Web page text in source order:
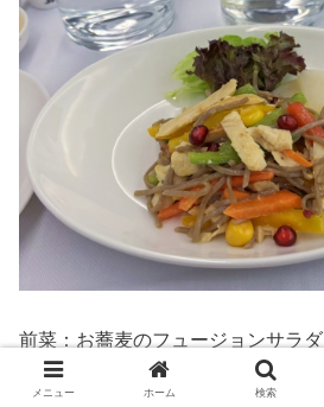
前菜：お蕎麦のフュージョンサラダ
メニュー ホーム 検索